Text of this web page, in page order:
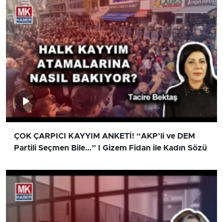
ÇOK ÇARPICI KAYYIM ANKETİ! “AKP’li ve DEM
Partili Seçmen Bile…” I Gizem Fidan ile Kadın Sözü